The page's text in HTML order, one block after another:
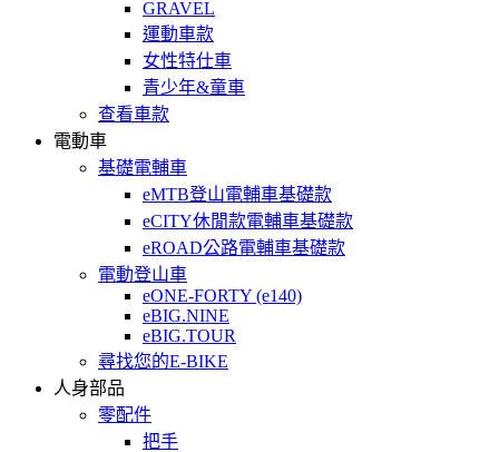
GRAVEL
運動車款
女性特仕車
青少年&童車
查看車款
電動車
基礎電輔車
eMTB登山電輔車基礎款
eCITY休閒款電輔車基礎款
eROAD公路電輔車基礎款
電動登山車
eONE-FORTY (e140)
eBIG.NINE
eBIG.TOUR
尋找您的E-BIKE
人身部品
零配件
把手